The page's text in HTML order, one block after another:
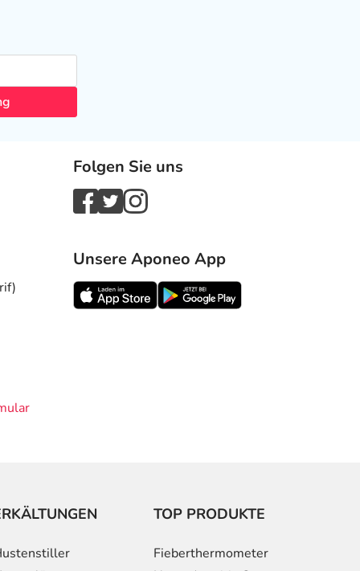
Folgen Sie uns
Unsere Aponeo App
TOP PRODUKTE
Fieberthermometer